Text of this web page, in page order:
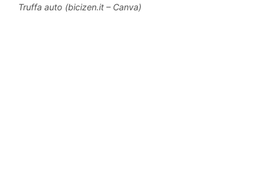
Truffa auto (bicizen.it – Canva)